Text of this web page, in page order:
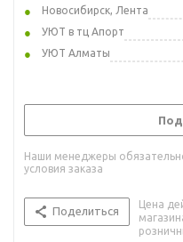
Новосибирск, Лента
УЮТ в тц Апорт
УЮТ Алматы
Под
Наши менеджеры
условия заказа
Поделиться
Цена